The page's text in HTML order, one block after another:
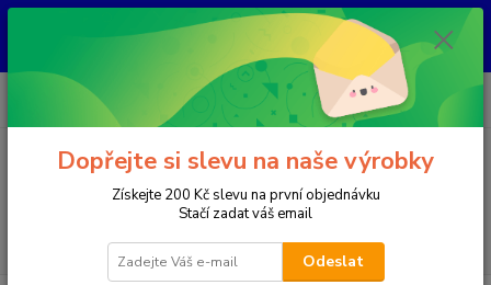
KAŽDÝ KUS JE ORIGINÁL, NIKDY NEBUDE STEJNÝ ! Každý šperk vzniká
ručně nad kahanem jako jediný originál. Jakmile se prodá, už ho znovu
nevytvořím.
Menu
+420 777 083 918
Po-Pá, 8.00 - 20.00
0 Kč
Dopřejte si slevu na naše výrobky
Získejte 200 Kč slevu na první objednávku
Stačí zadat váš email
Odeslat